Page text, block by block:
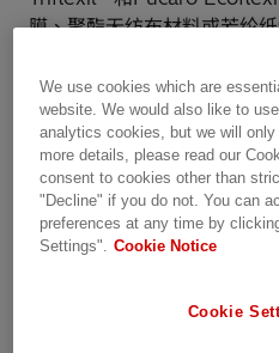
膜、聚酯无纺布材料或芳纶
提供。
为什么选择日立能源？
绝缘领域超过150年的经
原材料优异
We use cookies which are
website. We would also like to
analytics cookies, but we will
more details, please read our
consent to cookies other than
"Decline" if you do not. You can
preferences at any time by
Settings".
Cookie Notice
Cookie